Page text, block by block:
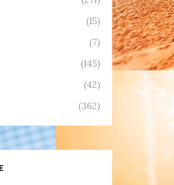
(15)
(7)
(145)
(42)
(362)